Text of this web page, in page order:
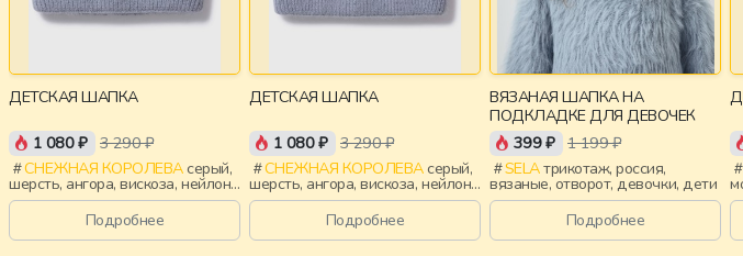
ДЕТСКАЯ ШАПКА
1 080 ₽ 3 290 ₽
СНЕЖНАЯ КОРОЛЕВАсерый,
шерсть, ангора, вискоза, нейлон,
зима, осень, россия, девочки,
Подробнее
ДЕТСКАЯ ШАПКА
1 080 ₽ 3 290 ₽
СНЕЖНАЯ КОРОЛЕВАсерый,
шерсть, ангора, вискоза, нейлон,
зима, осень, россия, мальчики,
Подробнее
ВЯЗАНАЯ ШАПКА НА
ПОДКЛАДКЕ ДЛЯ ДЕВОЧЕК
399 ₽ 1 199 ₽
SELAтрикотаж, россия,
вязаные, отворот, девочки, дети
Подробнее